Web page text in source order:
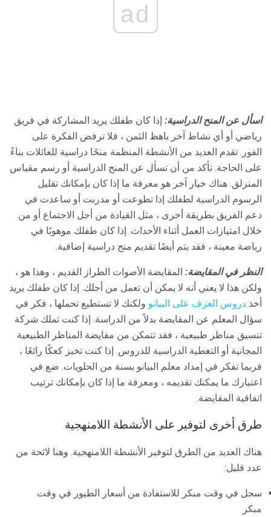
ad
اسأل عن المنح الدراسية: إذا كان طفلك يريد المشاركة في فريق
رياضي أو أي نشاط آخر باهظ الثمن ، فلا ترفض الفكرة على
الفور. تقدم العديد من الأنشطة المنظمة منحًا دراسية للعائلات بناءً
على الحاجة. تأكد من أن تسأل عن المنح الدراسية أو رسم مقياس
المنزلق. هناك خيار آخر هو معرفة ما إذا كان بإمكانك تقليل
الرسوم الدراسية لطفلك إذا تطوعت أو مدربت أو ساعدت في
دعم الفريق بطريقة أخرى ، مثل القيادة من أجل الاجتماع أو من
خلال امتيازات العمل أثناء الأحداث. إذا كان طفلك موهوبًا في
رياضة معينة ، فقد يتم أيضًا تقديم منح دراسية إضافية.
النظر في المقايضة: المقايضة الأصوات الطراز القديم ، وهذا هو ،
ولكن هذا لا يعني أنه لا يمكن أن تعمل من أجلك. إذا كان طفلك يريد
أخذ دروس العزف على البيانو ولكنك لا تستطيع تحملها ، فكر في
سؤال المعلم عن المقايضة بدلاً من الدراسة. إذا كنت تملك شركة
تنسيق مناظر طبيعية ، فقد تتمكن من مقايضة المناظر الطبيعية
المجانية أو التغطية الدراسية للدروس. إذا كنت تخبز كعكًا رائعًا ،
فربما تفكر في إمداد معلم البيانو بسنة من الحلويات. ضع في
اعتبارك ما يمكنك تقديمه ، ومعرفة ما إذا كان بإمكانك ترتيب
اتفاقية المقايضة.
طرق أخرى لتوفير على الأنشطة اللامنهجية
هناك العديد من الطرق لتوفير الأنشطة اللامنهجية. وهنا لائحة من
عدد قليل:
سجل في وقت مبكر للاستفادة من أسعار الطيور في وقت
مبكر